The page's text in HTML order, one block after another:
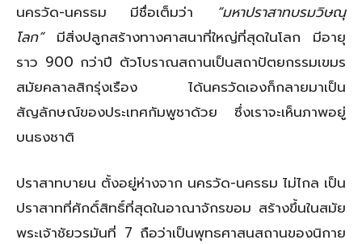
นครวัด-นครธม มีชื่อเต็มว่า
“มหาปราสาทบรมวิษณุ
โลก”มีสิ่งปลูกสร้างทางศาสนาที่ใหญ่ที่สุดในโลก มีอายุ
ราว 900 กว่าปี ตัวโบราณสถานเป็นสถาปัตยกรรมเขมร
สมัยคลาลสิกรุ่งเรือง ได้นครวัดเองก็กลายมาเป็น
สัญลักษณ์ของประเทศกัมพูชาด้วย ซึ่งเราจะเห็นภาพอยู่
บนธงชาติ
ปราสาทบายน ตั้งอยู่ห่างจาก นครวัด-นครธม ไม่ไกล เป็น
ปราสาทที่ศักดิ์สิทธิ์ที่สุดในอาณาจักรขอม สร้างขึ้นในสมัย
พระเจ้าชัยวรมันที่ 7 ถือว่าเป็นพุทธศาสนสถานของนิกาย